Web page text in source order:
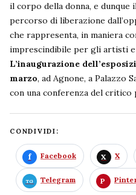
il corpo della donna, e dunque
percorso di liberazione
che rappresenta, in maniera
imprescindibile per gli artisti e
L’inaugurazione
marzo, ad Agnone, a Palazzo
con una conferenza del critico
CONDIVIDI:
Facebook X
Telegram